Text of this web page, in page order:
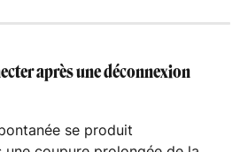
après une déconnexion
se produit